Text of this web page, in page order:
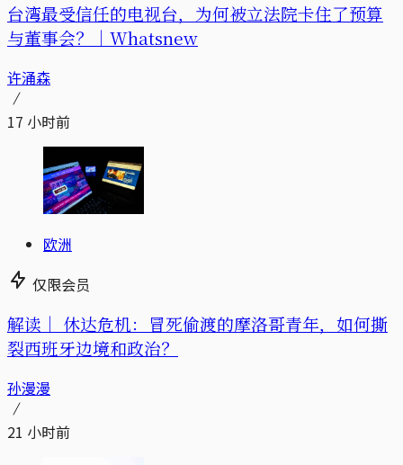
台湾最受信任的电视台，为何被立法院卡住了预算
与董事会？｜Whatsnew
许涌森
17 小时前
欧洲
仅限会员
解读｜ 休达危机：冒死偷渡的摩洛哥青年，如何撕
裂西班牙边境和政治？
孙漫漫
21 小时前